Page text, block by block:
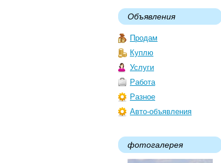
Объявления
Продам
Куплю
Услуги
Работа
Разное
Авто-объявления
фотогалерея